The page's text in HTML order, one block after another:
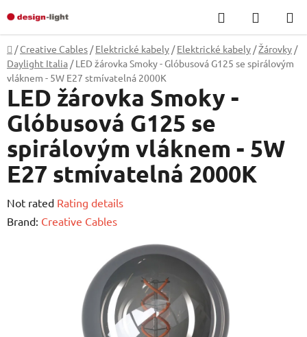
to
content
Search
CART
Home
/ Creative Cables / Elektrické kabely / Elektrické kabely /Žárovky /
Daylight Italia / LED žárovka Smoky - Glóbusová G125 se spirálovým
vláknem - 5W E27 stmívatelná 2000K
LED žárovka Smoky -
Glóbusová G125 se
spirálovým vláknem - 5W
E27 stmívatelná 2000K
The
average
Not rated Rating details
Brand: Creative Cables